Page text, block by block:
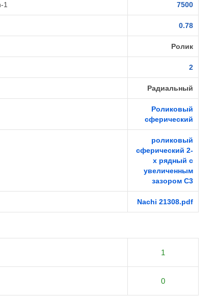
1 7500
0.78
Ролик
2
Радиальный
Роликовый
сферический
роликовый
сферический 2-
х рядный с
увеличенным
зазором C3
Nachi 21308.pdf
1
0